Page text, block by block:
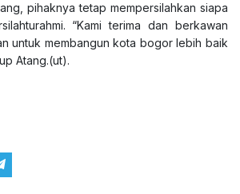
pihaknya tetap mempersilahkan siapa
“Kami terima dan berkawan
untuk membangun kota bogor lebih baik
Atang.(ut).